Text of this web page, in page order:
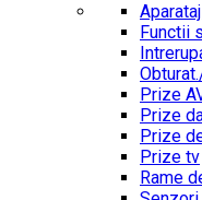
Functii
Prize
Prize
Prize
Prize tv
Rame